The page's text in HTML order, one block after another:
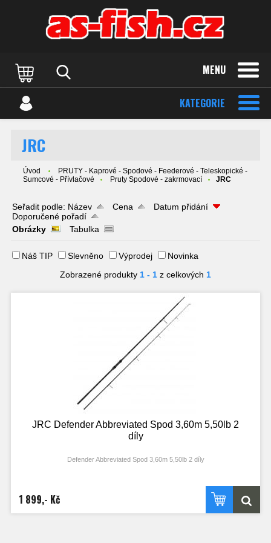
MENU
KATEGORIE
JRC
Úvod
PRUTY - Kaprové - Spodové - Feederové - Teleskopické -
Sumcové - Přívlačové
Pruty Spodové - zakrmovací JRC
Seřadit podle: Název Cena
Datum přidání
Doporučené pořadí
Obrázky
Tabulka
Náš TIP Slevněno Výprodej
Novinka
Zobrazené produkty 1 - 1 z celkových 1
JRC Defender Abbreviated Spod 3,60m 5,50lb 2
díly
Defender Abbreviated Spod 3,60m 5,50lb 2 díly
1 899,- Kč